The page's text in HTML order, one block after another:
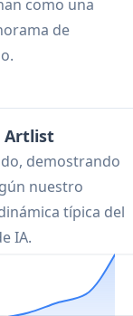
como una
de
Artlist
demostrando
nuestro
típica del
IA.